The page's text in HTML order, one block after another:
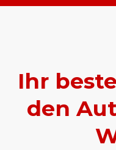
Ihr
den